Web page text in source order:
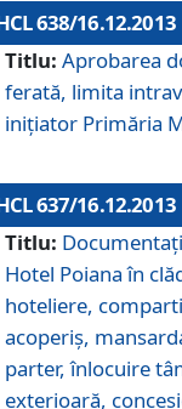
638/16.12.2013
Titlu: Aprobarea
ferată, limita
iniţiator Primăria
637/16.12.2013
Titlu:
Hotel Poiana în
hoteliere,
acoperiş,
parter, înlocuire
exterioară,